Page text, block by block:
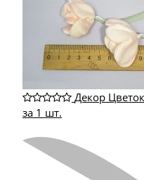
Декор
за 1 шт.